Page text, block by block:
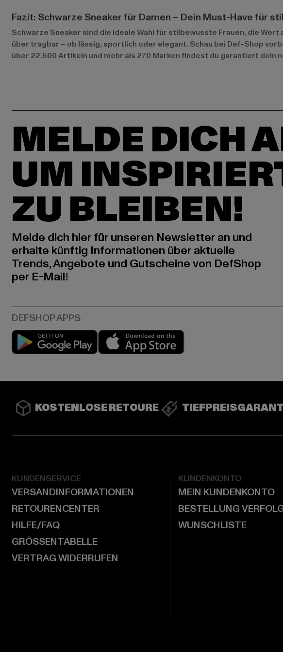
Fazit: Schwarze Sneaker für Damen – Dein Must-Have für
Schwarze Sneaker sind die ideale Wahl für stilbewusste Frauen, die
über tragbar – ob lässig, sportlich oder elegant. Schau bei Def-Shop
über 22.500 Artikeln und mehr als 270 Marken findest du garantiert dein
MELDE DICH
UM
ZU BLEIBEN!
Melde dich hier für unseren Newsletter an und
erhalte künftig Informationen über aktuelle
Trends, Angebote und Gutscheine von DefShop
per E-Mail!
Play market
KOSTENLOSE RETOURE
KUNDENSERVICE
VERSANDINFORMATIONEN
RETOURENCENTER
HILFE/FAQ
GRÖSSENTABELLE
VERTRAG WIDERRUFEN
KUNDENKONTO
MEIN KUNDENKONTO
BESTELLUNG
WUNSCHLISTE